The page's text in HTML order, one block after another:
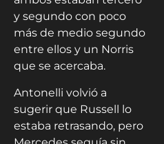
y segundo con poco
más de medio segundo
entre ellos y un Norris
que se acercaba.
Antonelli volvió a
sugerir que Russell lo
estaba retrasando, pero